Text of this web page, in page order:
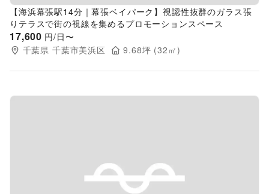
【海浜幕張駅14分｜幕張ベイパーク】視認性抜群のガラス張
りテラスで街の視線を集めるプロモーションスペース
17,600 円/日〜
千葉県 千葉市美浜区 9.68坪 (32 ㎡)
Previous slide